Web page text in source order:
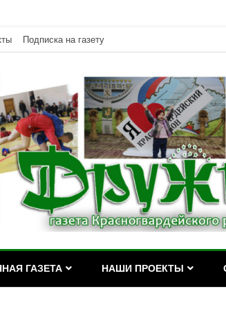
Подписка на газету
ГАЗЕТА НАШИ ПРОЕКТЫ